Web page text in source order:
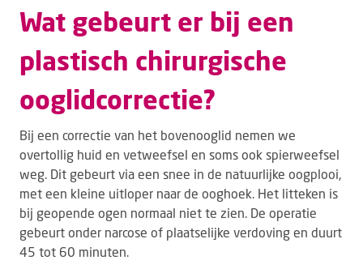
MijnDZ
Wat gebeurt er bij een
plastisch chirurgische
ooglidcorrectie?
Bij een correctie van het bovenooglid nemen we
overtollig huid en vetweefsel en soms ook spierweefsel
weg. Dit gebeurt via een snee in de natuurlijke oogplooi,
met een kleine uitloper naar de ooghoek. Het litteken is
bij geopende ogen normaal niet te zien. De operatie
gebeurt onder narcose of plaatselijke verdoving en duurt
45 tot 60 minuten.